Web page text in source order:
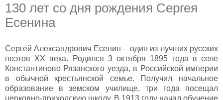
130 лет со дня рождения Сергея
Есенина
Сергей Александрович Есенин – один из лучших русских
поэтов ХХ века. Родился 3 октября 1895 года в селе
Константиново Рязанского уезда, в Российской империи
в обычной крестьянской семье. Получил начальное
образование в земском училище, три года посещал
церковно-приходскую школу. В 1913 году начал обучение